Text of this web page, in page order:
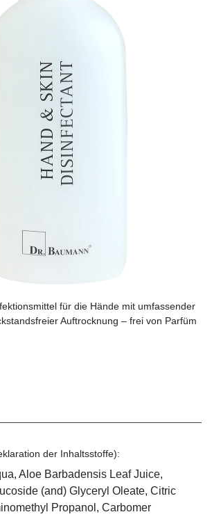
für die Hände mit umfassender
Auftrocknung – frei von Parfüm
der Inhaltsstoffe):
Aloe Barbadensis Leaf Juice,
(and) Glyceryl Oleate, Citric
Propanol, Carbomer